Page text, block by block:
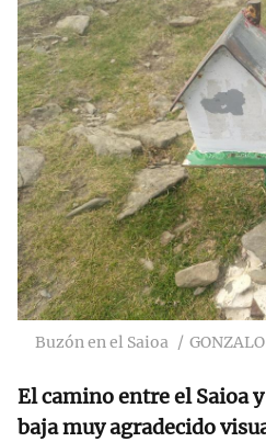
Buzón en el Saioa
El camino entre el Saioa
baja muy agradecido